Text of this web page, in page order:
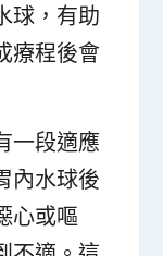
球，有助
療程後會
一段適應
內水球後
心或嘔